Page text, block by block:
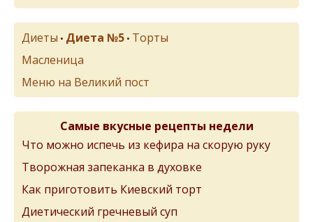
Диеты • Диета №5 • Торты
Масленица
Меню на Великий пост
Самые вкусные рецепты недели
Что можно испечь из кефира на скорую руку
Творожная запеканка в духовке
Как приготовить Киевский торт
Диетический гречневый суп